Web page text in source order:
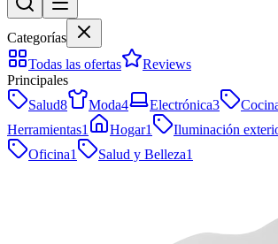
Categorías
Todas las ofertas
Reviews
Principales
Salud8 Moda4 Electrónica3
Herramientas1 Hogar1 Iluminación
Oficina1 Salud y Belleza1